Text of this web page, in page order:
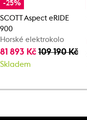
-25%
SCOTT Aspect eRIDE
900
Horské elektrokolo
81 893 Kč 109 190 Kč
Skladem